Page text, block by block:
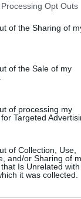
Opt Outs
of the Sharing of
of the Sale of my
of processing my
Targeted
of Collection, Use,
and/or Sharing of
Is Unrelated
it was collected.
a tempo
Trump. Allo
portavoce
la tragica
anno.
più
Uniti